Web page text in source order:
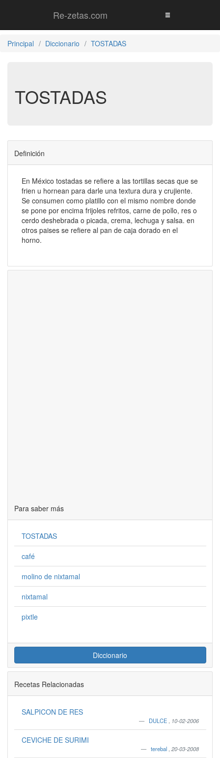
Re-zetas.com
Principal Diccionario TOSTADAS
TOSTADAS
Definición
En México tostadas se refiere a las tortillas secas que se
frien u hornean para darle una textura dura y crujiente.
Se consumen como platillo con el mismo nombre donde
se pone por encima frijoles refritos, carne de pollo, res o
cerdo deshebrada o picada, crema, lechuga y salsa. en
otros paises se refiere al pan de caja dorado en el
horno.
Para saber más
TOSTADAS
café
molino de nixtamal
nixtamal
pixtle
Diccionario
Recetas Relacionadas
SALPICON DE RES
DULCE 10-02-2006
CEVICHE DE SURIMI
terebal 20-03-2008